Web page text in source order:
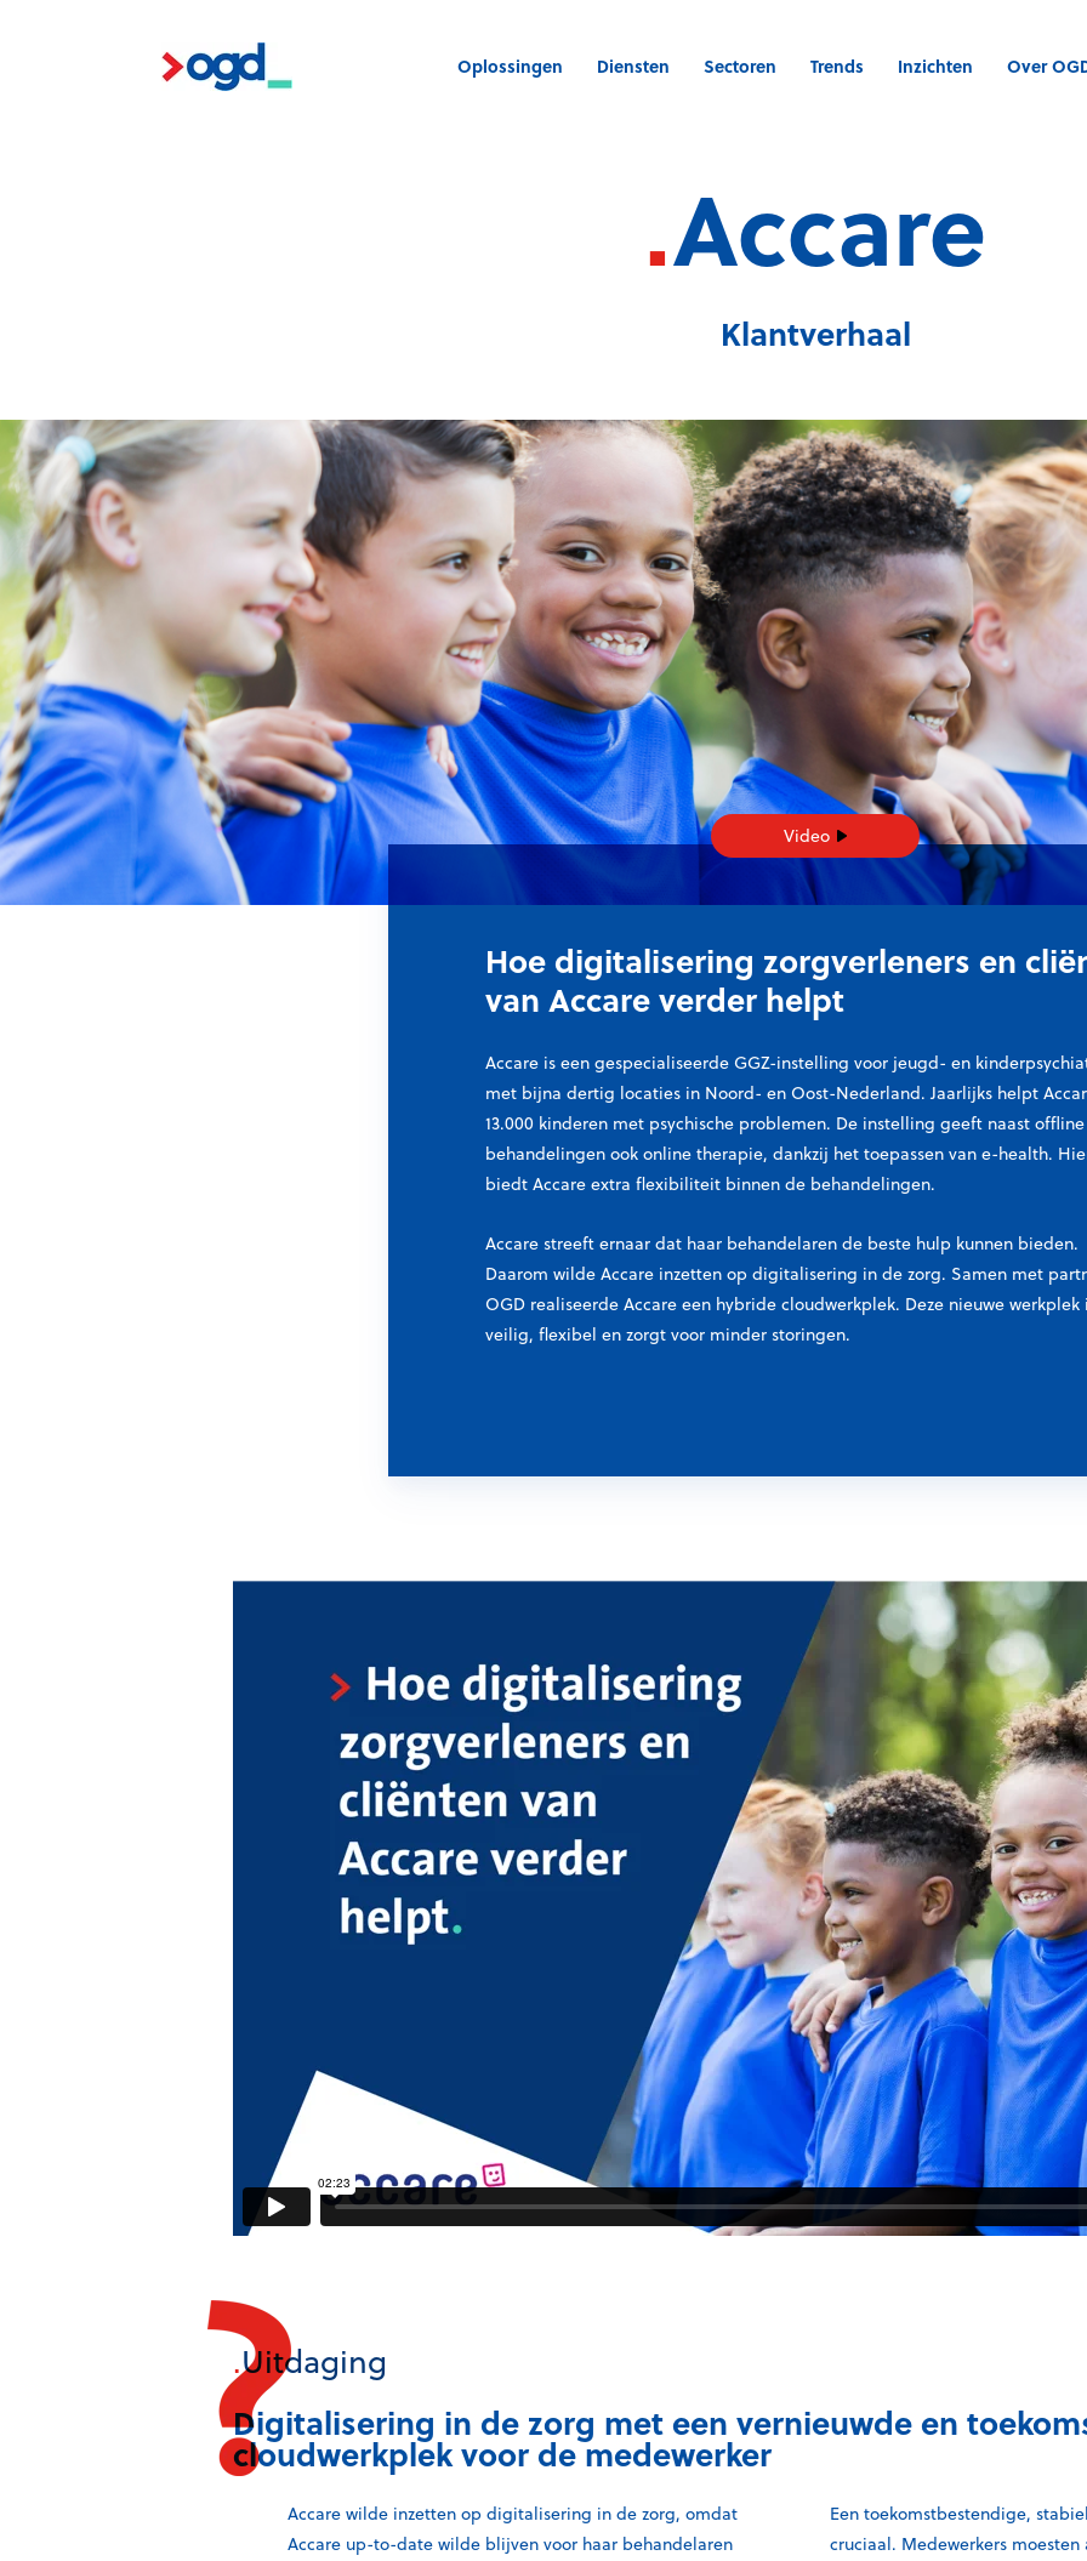
Oplossingen Diensten Sectoren Trends Inzichten Over
.Accare
Klantverhaal
Video
Hoe digitalisering zorgverleners en
van Accare verder helpt
Accare is een gespecialiseerde GGZ-instelling voor jeugd- en
met bijna dertig locaties in Noord- en Oost-Nederland. Jaarlijks helpt
13.000 kinderen met psychische problemen. De instelling geeft naast offline
behandelingen ook online therapie, dankzij het toepassen van e-health.
biedt Accare extra flexibiliteit binnen de behandelingen.
Accare streeft ernaar dat haar behandelaren de beste hulp kunnen bieden.
Daarom wilde Accare inzetten op digitalisering in de zorg. Samen met
OGD realiseerde Accare een hybride cloudwerkplek. Deze nieuwe werkplek
veilig, flexibel en zorgt voor minder storingen.
.Uitdaging
Digitalisering in de zorg met een vernieuwde en
cloudwerkplek voor de medewerker
Accare wilde inzetten op digitalisering in de zorg, omdat
Accare up-to-date wilde blijven voor haar behandelaren
Een toekomstbestendige,
cruciaal. Medewerkers